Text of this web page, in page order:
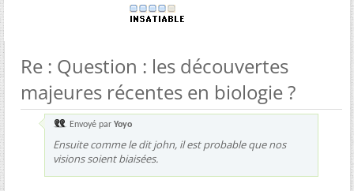
Re : Question : les découvertes
majeures récentes en biologie ?
Envoyé par Yoyo
Ensuite comme le dit john, il est probable que nos
visions soient biaisées.